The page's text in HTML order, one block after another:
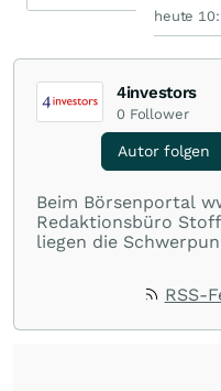
heute
4investors
0 Follower
Autor folgen
Beim Börsenportal
Redaktionsbüro
liegen die
Caps aus dem
RSS-